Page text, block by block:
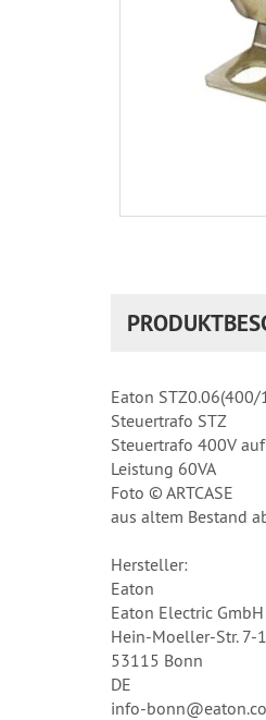
Eaton STZ0.06(400/
Steuertrafo STZ
Steuertrafo 400V
Leistung 60VA
Foto © ARTCASE
aus altem Bestand
Hersteller:
Eaton
Eaton Electric GmbH
Hein-Moeller-Str. 7-
53115 Bonn
DE
info-